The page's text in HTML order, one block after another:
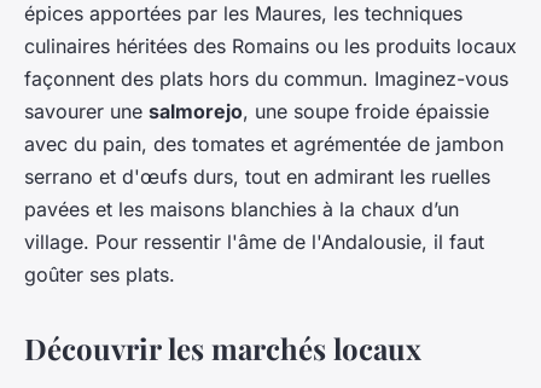
épices apportées par les Maures, les techniques
culinaires héritées des Romains ou les produits locaux
façonnent des plats hors du commun. Imaginez-vous
savourer une salmorejo, une soupe froide épaissie
avec du pain, des tomates et agrémentée de jambon
serrano et d'œufs durs, tout en admirant les ruelles
pavées et les maisons blanchies à la chaux d’un
village. Pour ressentir l'âme de l'Andalousie, il faut
goûter ses plats.
Découvrir les marchés locaux